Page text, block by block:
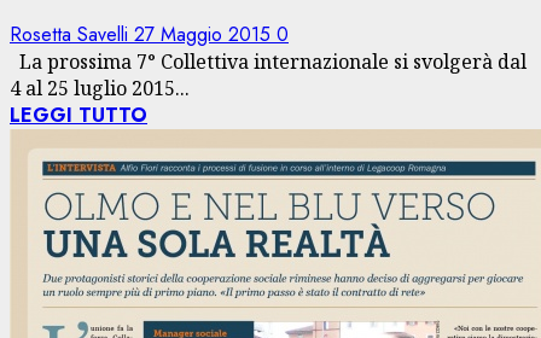
Rosetta Savelli 27 Maggio 2015 0
La prossima 7° Collettiva internazionale si svolgerà dal
4 al 25 luglio 2015...
LEGGI TUTTO